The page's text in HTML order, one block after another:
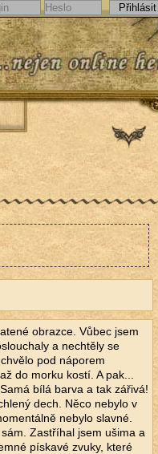
obrazce. Vůbec jsem
a nechtěly se
pod náporem
do morku kostí. A pak...
bílá barva a tak zářivá!
dech. Něco nebylo v
nebylo slavné.
Zastříhal jsem ušima a
pískavé zvuky, které